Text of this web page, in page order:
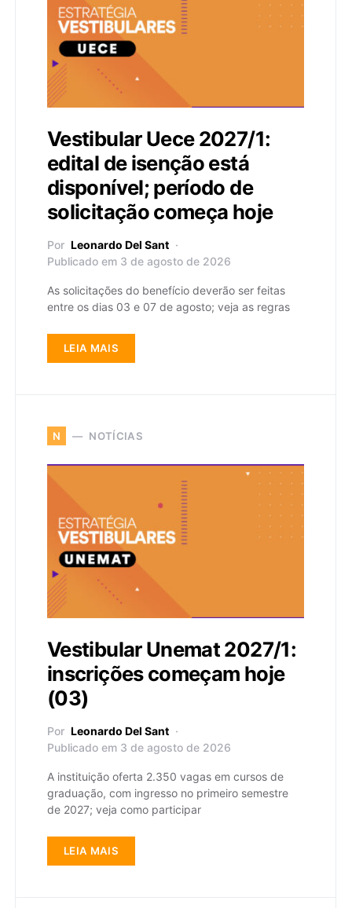
Vestibular Uece 2027/1:
edital de isenção está
disponível; período de
solicitação começa hoje
Por Leonardo Del Sant
Publicado em 3 de agosto de 2026
As solicitações do benefício deverão ser feitas
entre os dias 03 e 07 de agosto; veja as regras
LEIA MAIS
N NOTÍCIAS
Vestibular Unemat 2027/1:
inscrições começam hoje
(03)
Por Leonardo Del Sant
Publicado em 3 de agosto de 2026
A instituição oferta 2.350 vagas em cursos de
graduação, com ingresso no primeiro semestre
de 2027; veja como participar
LEIA MAIS